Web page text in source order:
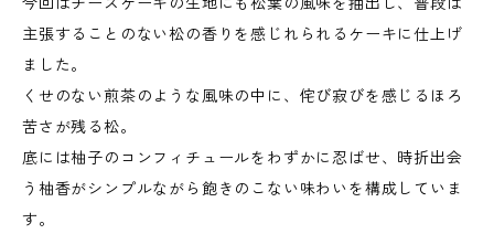
主張することのない松の香りを感じれられるケーキに仕上げ
ました。
くせのない煎茶のような風味の中に、侘び寂びを感じるほろ
苦さが残る松。
底には柚子のコンフィチュールをわずかに忍ばせ、時折出会
う柚香がシンプルながら飽きのこない味わいを構成していま
す。